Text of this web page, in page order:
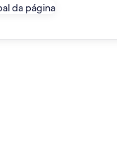
da página